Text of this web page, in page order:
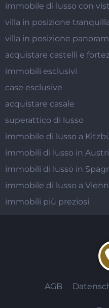
immobile di lusso con
villa in posizione
villa in posizione
acquistare castelli e
immobili esclusivi
case esclusive
acquistare casale
superattico di lusso
immobile di lusso a
immobili di lusso in
immobili di lusso in
immobile di lusso a
immobili più preziosi
AGB